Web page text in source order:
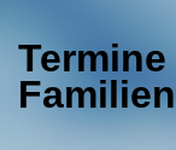
Familien